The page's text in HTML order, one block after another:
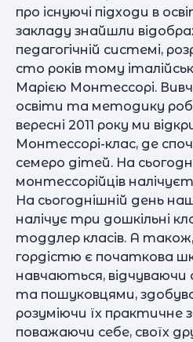
про існуючі підходи в
закладу знайшли
педагогічній системі,
сто років тому
Марією Монтессорі.
освіти та методику
вересні 2011 року ми
Монтессорі-клас, де
семеро дітей. На
монтессорійців
На сьогоднішній день
налічує три дошкільні
тоддлер класів. А
гордістю є початкова
навчаються, відчуваючи
та пошуковцями,
розуміючи їх практичне
поважаючи себе, своїх